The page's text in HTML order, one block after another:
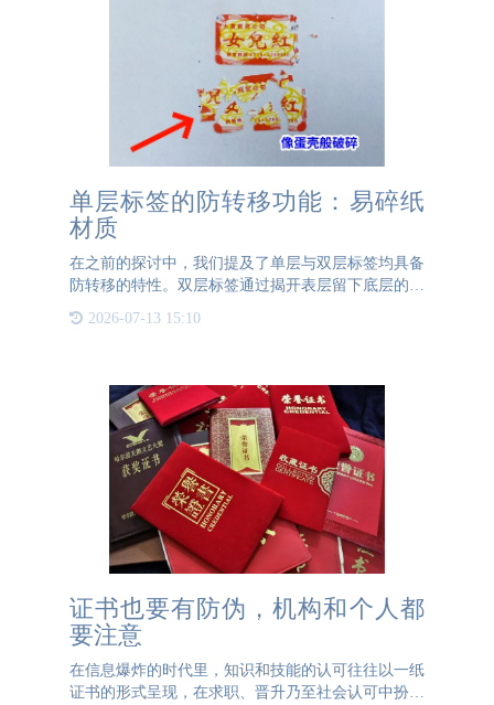
单层标签的防转移功能：易碎纸
材质
在之前的探讨中，我们提及了单层与双层标签均具备
防转移的特性。双层标签通过揭开表层留下底层的方
式实现防转移，而单层标签则可通过表面花刀处理，
在外力作用下断裂，确保标签无法二次利用。然而，
2026-07-13 15:10
证书也要有防伪，机构和个人都
要注意
在信息爆炸的时代里，知识和技能的认可往往以一纸
证书的形式呈现，在求职、晋升乃至社会认可中扮演